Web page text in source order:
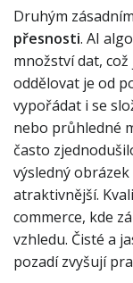
Druhým
přesnosti. AI
množství dat,
oddělovat je od
vypořádat i se
nebo průhledné
často
výsledný
atraktivnější.
commerce, kde
vzhledu. Čisté a
pozadí zvyšují